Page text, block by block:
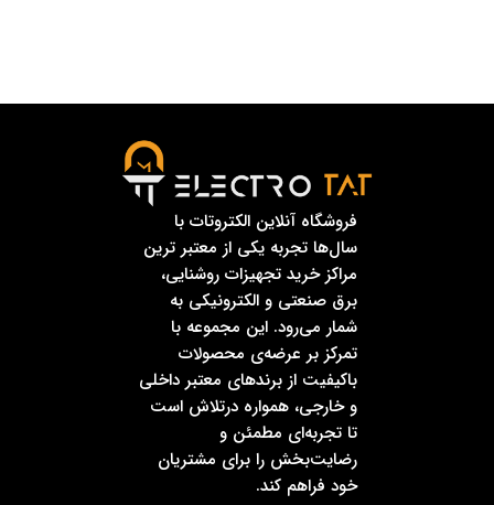
فروشگاه آنلاین الکتروتات با
سال‌ها تجربه یکی از معتبر ترین
مراکز خرید تجهیزات روشنایی،
برق صنعتی و الکترونیکی به
شمار می‌رود. این مجموعه با
تمرکز بر عرضه‌ی محصولات
باکیفیت از برندهای معتبر داخلی
و خارجی، همواره درتلاش است
تا تجربه‌ای مطمئن و
رضایت‌بخش را برای مشتریان
خود فراهم کند.